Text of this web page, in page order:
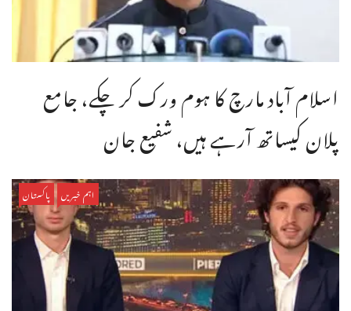
اسلام آباد مارچ کا ہوم ورک کر چکے، جامع
پلان کیساتھ آرہے ہیں، شفیع جان
اہم خبریں پاکستان